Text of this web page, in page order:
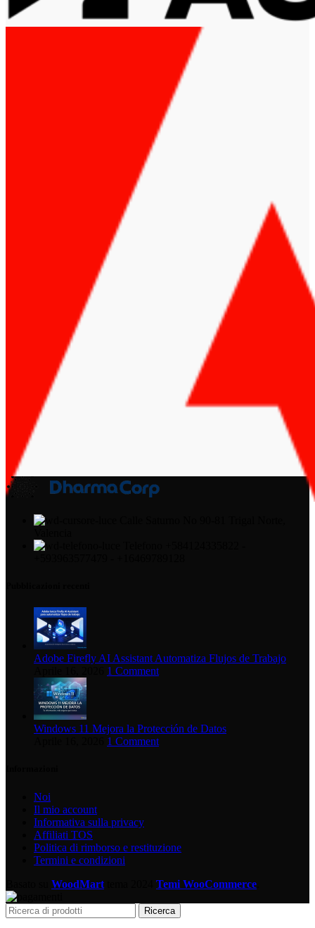
Adobe Firefly AI Assistant Automatiza Flujos de Trabajo
1 Comment
Windows 11 Mejora la Protección de Datos
1 Comment
Noi
Il mio account
Informativa sulla privacy
Affiliati TOS
Politica di rimborso e restituzione
Termini e condizioni
WoodMart Temi WooCommerce
Ricerca